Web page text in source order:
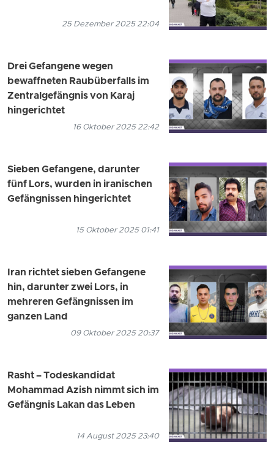
25 Dezember 2025 22:04
Drei Gefangene wegen
bewaffneten Raubüberfalls im
Zentralgefängnis von Karaj
hingerichtet
16 Oktober 2025 22:42
Sieben Gefangene, darunter
fünf Lors, wurden in iranischen
Gefängnissen hingerichtet
15 Oktober 2025 01:41
Iran richtet sieben Gefangene
hin, darunter zwei Lors, in
mehreren Gefängnissen im
ganzen Land
09 Oktober 2025 20:37
Rasht – Todeskandidat
Mohammad Azish nimmt sich im
Gefängnis Lakan das Leben
14 August 2025 23:40